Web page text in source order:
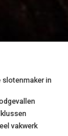
slotenmaker in
vakwerk